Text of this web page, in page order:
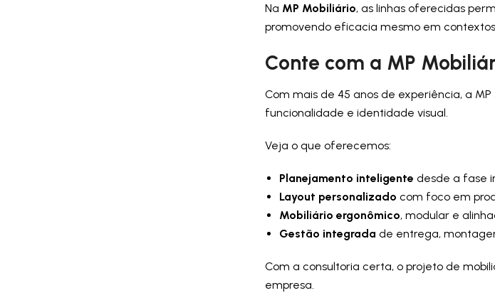
Na MP Mobiliário, as linhas oferecidas
promovendo eficacia mesmo em
Conte com a MP
Com mais de 45 anos de experiência, a
funcionalidade e identidade visual.
Veja o que oferecemos:
Planejamento inteligente desde a fase
Layout personalizado com foco em
Mobiliário ergonômico, modular e
Gestão integrada de entrega,
Com a consultoria certa, o projeto de
empresa.